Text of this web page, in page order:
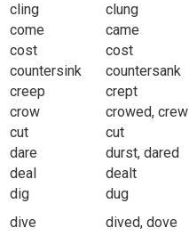
cling
clung
come
came
cost
cost
countersink
countersank
creep
crept
crow
crowed, crew
cut
cut
dare
durst, dared
deal
dealt
dig
dug
dive
dived, dove